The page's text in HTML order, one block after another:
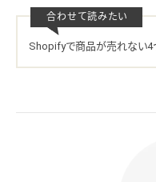
Shopifyで商品が売れない4